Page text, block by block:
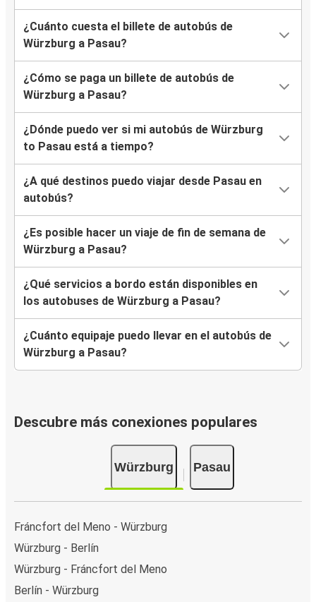
¿Cuánto cuesta el billete de autobús de
Würzburg a Pasau?
¿Cómo se paga un billete de autobús de
Würzburg a Pasau?
¿Dónde puedo ver si mi autobús de Würzburg
to Pasau está a tiempo?
¿A qué destinos puedo viajar desde Pasau en
autobús?
¿Es posible hacer un viaje de fin de semana de
Würzburg a Pasau?
¿Qué servicios a bordo están disponibles en
los autobuses de Würzburg a Pasau?
¿Cuánto equipaje puedo llevar en el autobús de
Würzburg a Pasau?
Descubre más conexiones populares
Würzburg Pasau
Fráncfort del Meno - Würzburg
Würzburg - Berlín
Würzburg - Fráncfort del Meno
Berlín - Würzburg